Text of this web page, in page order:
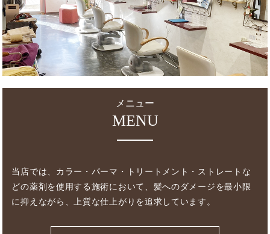
メニュー
MENU
当店では、カラー・パーマ・トリートメント・ストレートな
どの薬剤を使用する施術において、髪へのダメージを最小限
に抑えながら、上質な仕上がりを追求しています。